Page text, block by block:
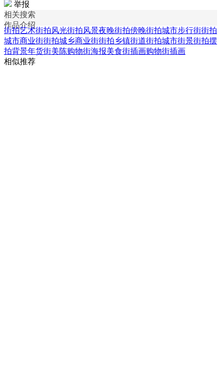
举报
相关搜索
作品介绍
街拍艺术街拍风光街拍风景夜晚街拍傍晚街拍城市步行街街拍
城市商业街街拍城乡商业街街拍乡镇街道街拍城市街景街拍摆
拍背景年货街美陈购物街海报美食街插画购物街插画
相似推荐